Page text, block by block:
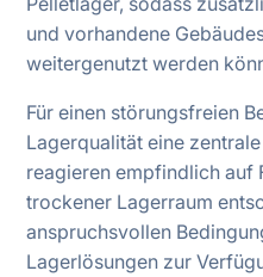
und vorhandene
weitergenutzt werden
Für einen störungsfreien
Lagerqualität eine
reagieren empfindlich auf
trockener Lagerraum
anspruchsvollen
Lagerlösungen zur